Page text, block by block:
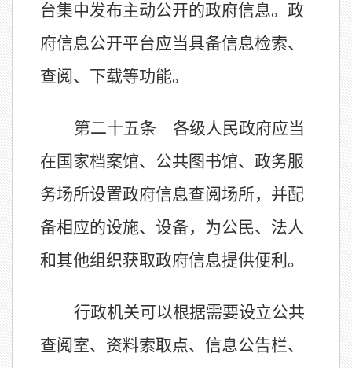
台集中发布主动公开的政府信息。政
府信息公开平台应当具备信息检索、
查阅、下载等功能。
第二十五条 各级人民政府应当
在国家档案馆、公共图书馆、政务服
务场所设置政府信息查阅场所，并配
备相应的设施、设备，为公民、法人
和其他组织获取政府信息提供便利。
行政机关可以根据需要设立公共
查阅室、资料索取点、信息公告栏、